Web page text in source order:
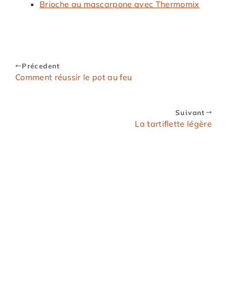
Brioche au mascarpone avec Thermomix
Précedent
Comment réussir le pot au feu
Suivant
La tartiflette légère